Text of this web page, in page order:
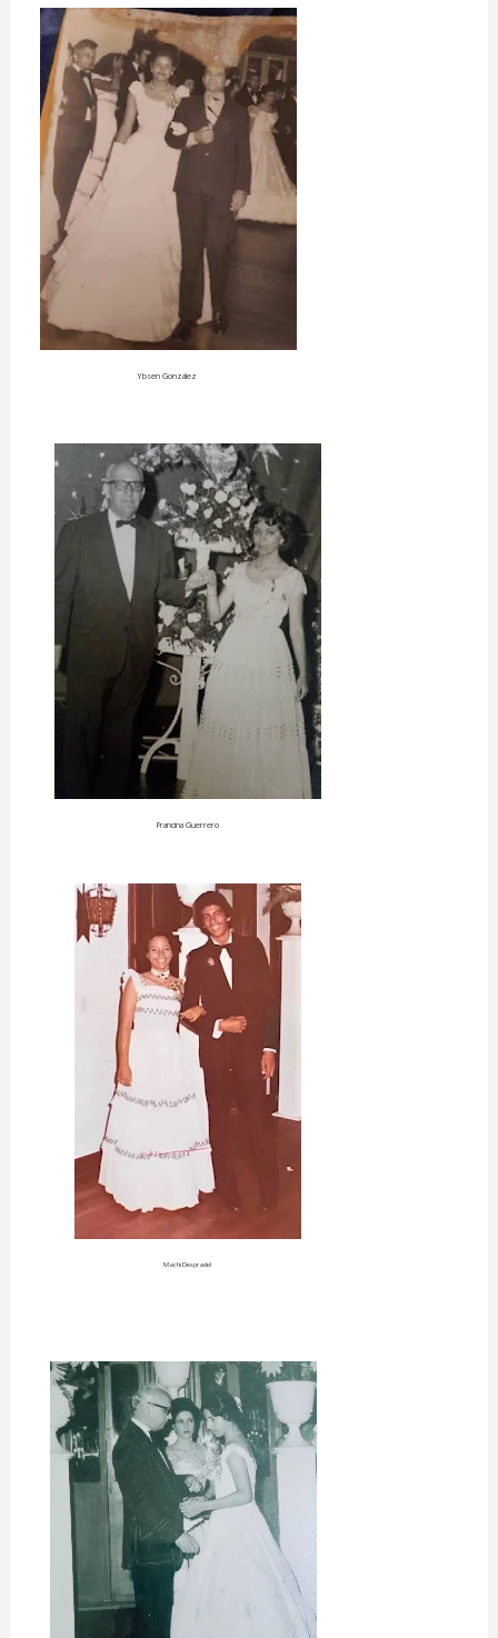
Ybsen González
Francina Guerrero
Machi Despradel